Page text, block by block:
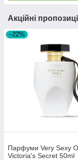
Акційні
–22%
Парфуми Very Sexy
Victoria's Secret 50ml